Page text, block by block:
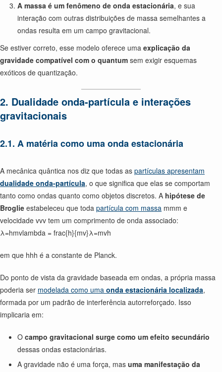
A massa é um fenômeno de onda estacionária, e sua
interação com outras distribuições de massa semelhantes a
ondas resulta em um campo gravitacional.
Se estiver correto, esse modelo oferece uma explicação da
gravidade compatível com o quantum sem exigir esquemas
exóticos de quantização.
2. Dualidade onda-partícula e interações
gravitacionais
2.1. A matéria como uma onda estacionária
A mecânica quântica nos diz que todas as partículas apresentam
dualidade onda-partícula, o que significa que elas se comportam
tanto como ondas quanto como objetos discretos. A hipótese de
Broglie estabeleceu que toda partícula com massa mmm e
velocidade vvv tem um comprimento de onda associado:
λ=hmvlambda = frac{h}{mv}λ=mvh
em que hhh é a constante de Planck.
Do ponto de vista da gravidade baseada em ondas, a própria massa
poderia ser modelada como uma onda estacionária localizada,
formada por um padrão de interferência autorreforçado. Isso
implicaria em:
O campo gravitacional surge como um efeito secundário
dessas ondas estacionárias.
A gravidade não é uma força, mas uma manifestação da